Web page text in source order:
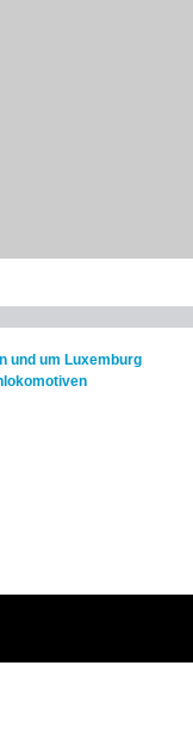
und um Luxemburg